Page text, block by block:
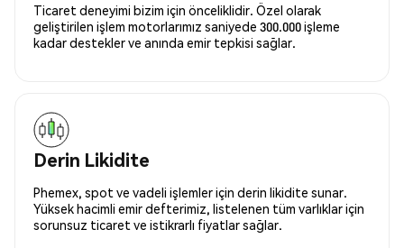
Ticaret deneyimi bizim için önceliklidir. Özel olarak
geliştirilen işlem motorlarımız saniyede 300.000 işleme
kadar destekler ve anında emir tepkisi sağlar.
Derin Likidite
Phemex, spot ve vadeli işlemler için derin likidite sunar.
Yüksek hacimli emir defterimiz, listelenen tüm varlıklar için
sorunsuz ticaret ve istikrarlı fiyatlar sağlar.